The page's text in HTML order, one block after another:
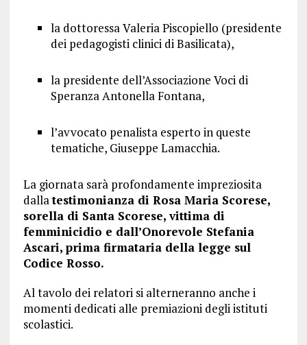
la dottoressa Valeria Piscopiello (presidente
dei pedagogisti clinici di Basilicata),
la presidente dell’Associazione Voci di
Speranza Antonella Fontana,
l’avvocato penalista esperto in queste
tematiche, Giuseppe Lamacchia.
La giornata sarà profondamente impreziosita
dallatestimonianza di Rosa Maria Scorese,
sorella di Santa Scorese, vittima di
femminicidio e dall’Onorevole Stefania
Ascari, prima firmataria della legge sul
Codice Rosso.
Al tavolo dei relatori si alterneranno anche i
momenti dedicati alle premiazioni degli istituti
scolastici.